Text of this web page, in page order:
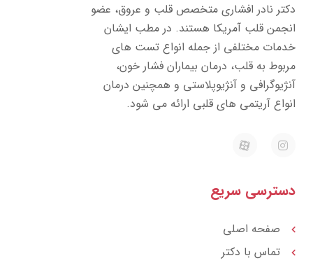
دکتر نادر افشاری متخصص قلب و عروق، عضو
انجمن قلب آمریکا هستند. در مطب ایشان
خدمات مختلفی از جمله انواع تست های
مربوط به قلب، درمان بیماران فشار خون،
آنژیوگرافی و آنژیوپلاستی و همچنین درمان
انواع آریتمی های قلبی ارائه می شود.
I
n
g
m
E
a
a
دسترسی سریع
صفحه اصلی
تماس با دکتر